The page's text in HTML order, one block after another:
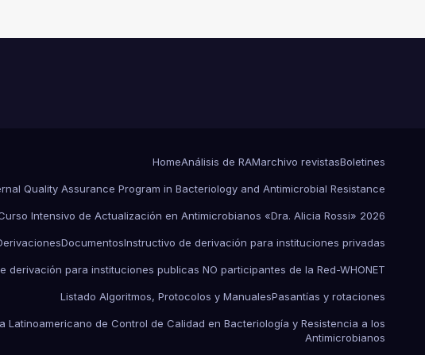
EPIDEMIOLÓGICO Y
HomeAnálisis de RAMarchivo revistasBoletines
Quality Assurance Program in Bacteriology and Antimicrobial Resistance
Intensivo de Actualización en Antimicrobianos «Dra. Alicia Rossi» 2026
DocumentosInstructivo de derivación para instituciones privadas
derivación para instituciones publicas NO participantes de la Red-WHONET
Listado Algoritmos, Protocolos y ManualesPasantías y rotaciones
Latinoamericano de Control de Calidad en Bacteriología y Resistencia a los
Antimicrobianos